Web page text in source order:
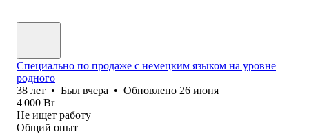
Специально по продаже с немецким языком на уровне
родного
38 лет • Был вчера • Обновлено 26 июня
4 000 Br
Не ищет работу
Общий опыт